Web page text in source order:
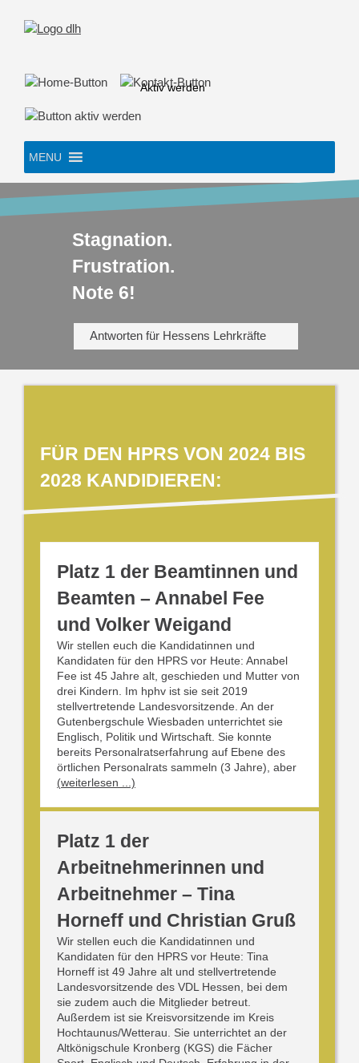
Aktiv werden
MENU
Stagnation.
Frustration.
Note 6!
Antworten für Hessens Lehrkräfte
FÜR DEN HPRS VON 2024 BIS
2028 KANDIDIEREN:
Platz 1 der Beamtinnen und
Beamten – Annabel Fee
und Volker Weigand
Wir stellen euch die Kandidatinnen und
Kandidaten für den HPRS vor Heute: Annabel
Fee ist 45 Jahre alt, geschieden und Mutter von
drei Kindern. Im hphv ist sie seit 2019
stellvertretende Landesvorsitzende. An der
Gutenbergschule Wiesbaden unterrichtet sie
Englisch, Politik und Wirtschaft. Sie konnte
bereits Personalratserfahrung auf Ebene des
örtlichen Personalrats sammeln (3 Jahre), aber
(weiterlesen ...)
Platz 1 der
Arbeitnehmerinnen und
Arbeitnehmer – Tina
Horneff und Christian Gruß
Wir stellen euch die Kandidatinnen und
Kandidaten für den HPRS vor Heute: Tina
Horneff ist 49 Jahre alt und stellvertretende
Landesvorsitzende des VDL Hessen, bei dem
sie zudem auch die Mitglieder betreut.
Außerdem ist sie Kreisvorsitzende im Kreis
Hochtaunus/Wetterau. Sie unterrichtet an der
Altkönigschule Kronberg (KGS) die Fächer